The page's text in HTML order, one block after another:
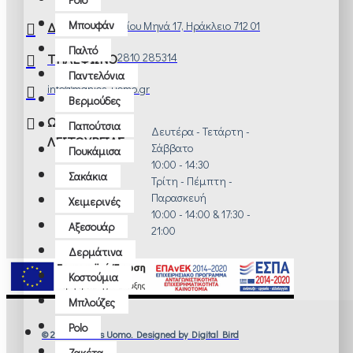
Μπουφάν
Παλτό
Παντελόνια
Βερμούδες
Παπούτσια
Πουκάμισα
Σακάκια
Χειμερινές
Αξεσουάρ
Δερμάτινα
Κοστούμια
Μπλούζες
Polo
ΔΙΕΥΘΥΝΣΗ Αγίου Μηνά 17, Ηράκλειο 712 01
ΤΗΛΕΦΩΝΟ2810 285314
info@manios-uomo.gr
ΩΡΑΡΙΟ
ΛΕΙΤΟΥΡΓΙΑΣ
Δευτέρα - Τετάρτη -
Σάββατο
10:00 - 14:30
Τρίτη - Πέμπτη -
Παρασκευή
10:00 - 14:00 & 17:30 -
21:00
© 2022 Manios Uomo. Designed by Digital Bird